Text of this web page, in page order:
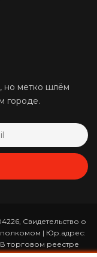
но метко шлём
городе.
Свидетельство о
| Юр.адрес:
торговом реестре